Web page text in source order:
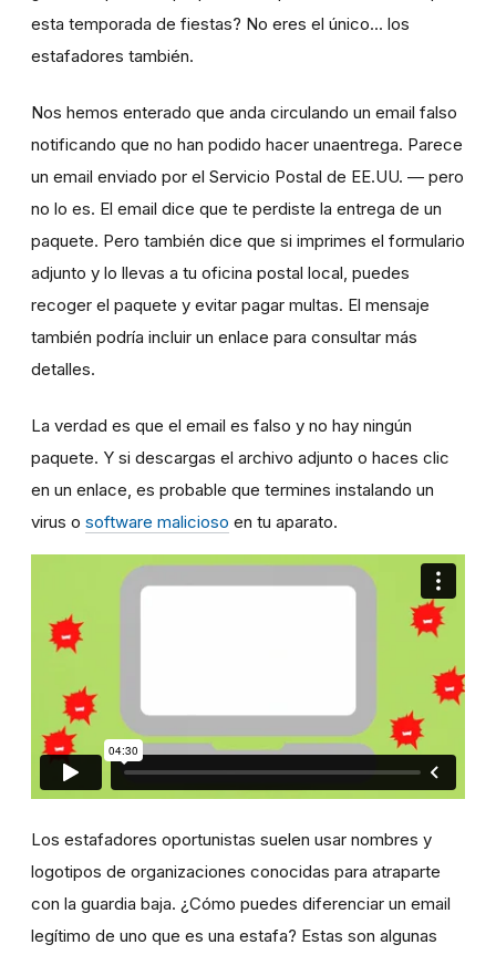
esta temporada de fiestas? No eres el único... los
estafadores también.
Nos hemos enterado que anda circulando un email falso
notificando que no han podido hacer unaentrega. Parece
un email enviado por el Servicio Postal de EE.UU. — pero
no lo es. El email dice que te perdiste la entrega de un
paquete. Pero también dice que si imprimes el formulario
adjunto y lo llevas a tu oficina postal local, puedes
recoger el paquete y evitar pagar multas. El mensaje
también podría incluir un enlace para consultar más
detalles.
La verdad es que el email es falso y no hay ningún
paquete. Y si descargas el archivo adjunto o haces clic
en un enlace, es probable que termines instalando un
virus o software malicioso en tu aparato.
Los estafadores oportunistas suelen usar nombres y
logotipos de organizaciones conocidas para atraparte
con la guardia baja. ¿Cómo puedes diferenciar un email
legítimo de uno que es una estafa? Estas son algunas